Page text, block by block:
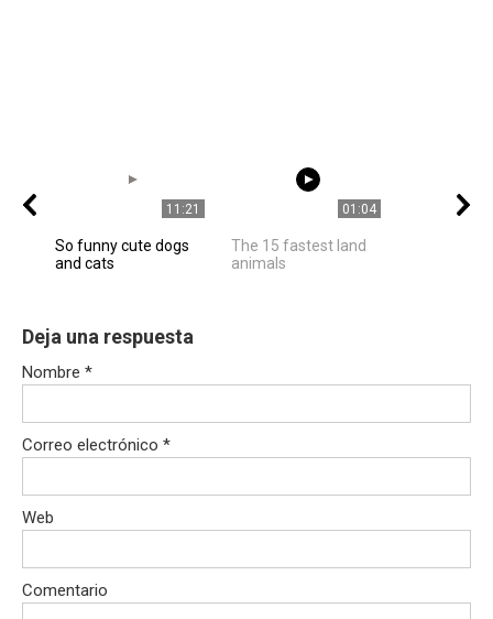
11:21
So funny cute dogs
and cats
01:04
The 15 fastest land
animals
Deja una respuesta
Nombre *
Correo electrónico *
Web
Comentario